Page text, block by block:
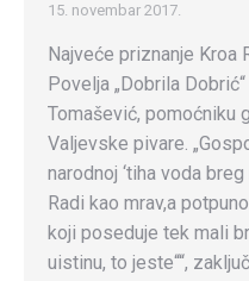
15. novembar 2017.
Najveće priznanje Kroa
Povelja „Dobrila
Tomašević, pomoćniku
Valjevske pivare.
narodnoj ‘tiha voda
Radi kao mrav,a
koji poseduje tek mali
uistinu, to jeste““,